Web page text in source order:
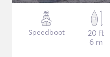
Speedboot
20 ft
6 m